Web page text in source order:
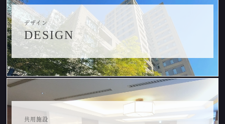
デザイン
DESIGN
共用施設